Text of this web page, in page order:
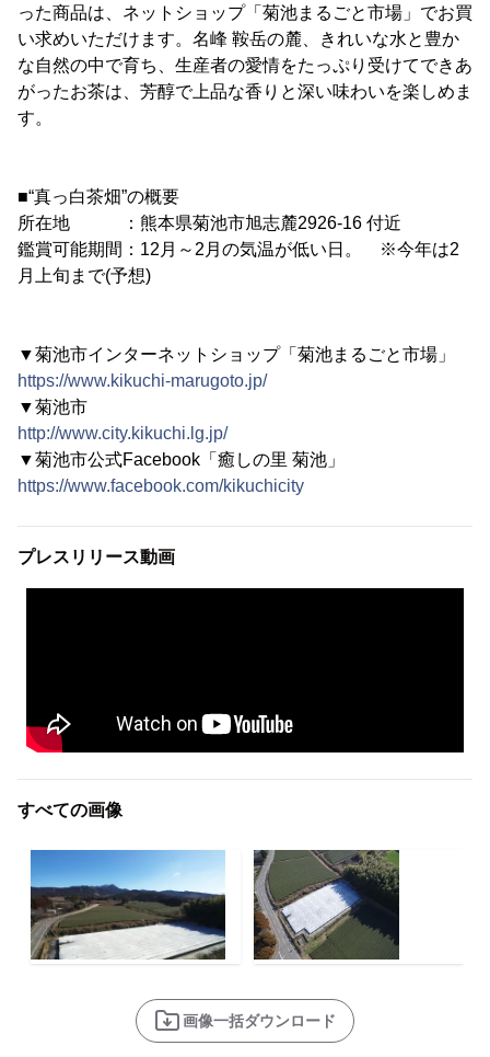
った商品は、ネットショップ「菊池まるごと市場」でお買
い求めいただけます。名峰 鞍岳の麓、きれいな水と豊か
な自然の中で育ち、生産者の愛情をたっぷり受けてできあ
がったお茶は、芳醇で上品な香りと深い味わいを楽しめま
す。
■“真っ白茶畑”の概要
所在地 ：熊本県菊池市旭志麓2926-16 付近
鑑賞可能期間：12月～2月の気温が低い日。 ※今年は2
月上旬まで(予想)
▼菊池市インターネットショップ「菊池まるごと市場」
https://www.kikuchi-marugoto.jp/
▼菊池市
http://www.city.kikuchi.lg.jp/
▼菊池市公式Facebook「癒しの里 菊池」
https://www.facebook.com/kikuchicity
プレスリリース動画
すべての画像
画像一括ダウンロード